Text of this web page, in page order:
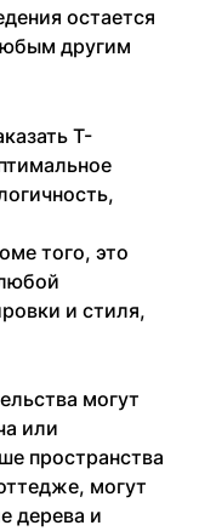
остается
другим
Т-
того, это
и стиля,
могут
или
пространства
могут
дерева и